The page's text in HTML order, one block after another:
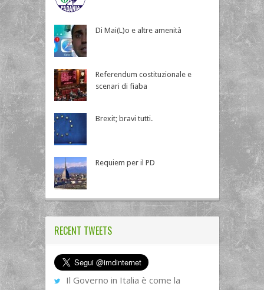
Di Mai(L)o e altre amenità
Referendum costituzionale e
scenari di fiaba
Brexit; bravi tutti.
Requiem per il PD
RECENT TWEETS
Il Governo in Italia è come la